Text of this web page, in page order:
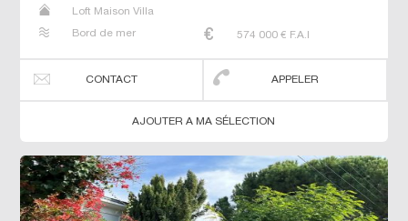
Loft Maison Villa
Bord de mer 574 000 € F.A.I
CONTACT APPELER
AJOUTER A MA SÉLECTION